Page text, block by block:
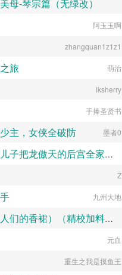
母-琴宗篇（无绿改）
HopeCan
阿玉玉啊
zhangquan1z1z1
旅 萌治
lksherry
手捧圣贤书
主，女侠全破防 墨者0
痴肥猥琐的假儿子把龙傲天的后宫全家桶全部肏翻成性奴
不知火钝刀飞雪
Z
九州大地
偷香高手（夫人们的香裙）（精校加料版）
六如和尚
元血
重生之我是摸鱼王